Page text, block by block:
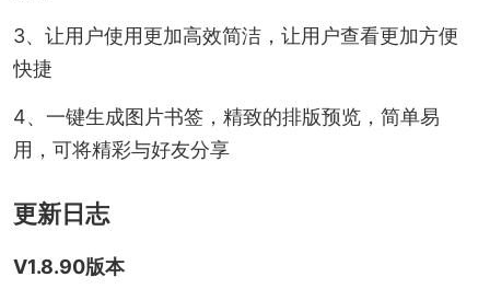
3、让用户使用更加高效简洁，让用户查看更加方便
快捷
4、一键生成图片书签，精致的排版预览，简单易
用，可将精彩与好友分享
更新日志
V1.8.90版本